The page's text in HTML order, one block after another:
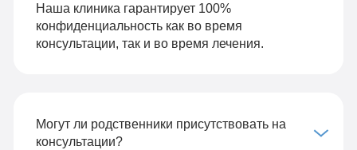
Наша клиника гарантирует 100%
конфиденциальность как во время
консультации, так и во время лечения.
Могут ли родственники присутствовать на
консультации?